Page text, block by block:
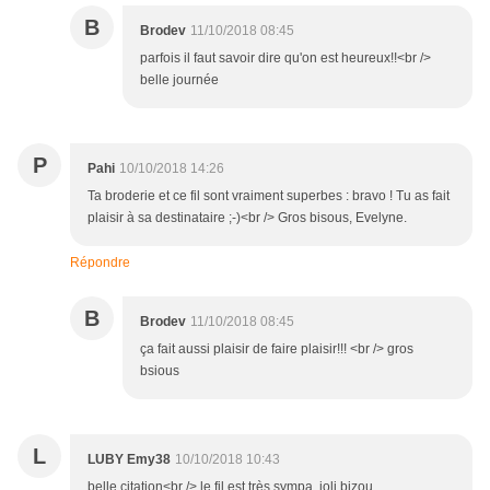
B Brodev 11/10/2018 08:45
parfois il faut savoir dire qu'on est heureux!!<br />
belle journée
P Pahi 10/10/2018 14:26
Ta broderie et ce fil sont vraiment superbes : bravo ! Tu as fait
plaisir à sa destinataire ;-)<br /> Gros bisous, Evelyne.
Répondre
B Brodev 11/10/2018 08:45
ça fait aussi plaisir de faire plaisir!!! <br /> gros
bsious
L LUBY Emy38 10/10/2018 10:43
belle citation<br /> le fil est très sympa, joli bizou